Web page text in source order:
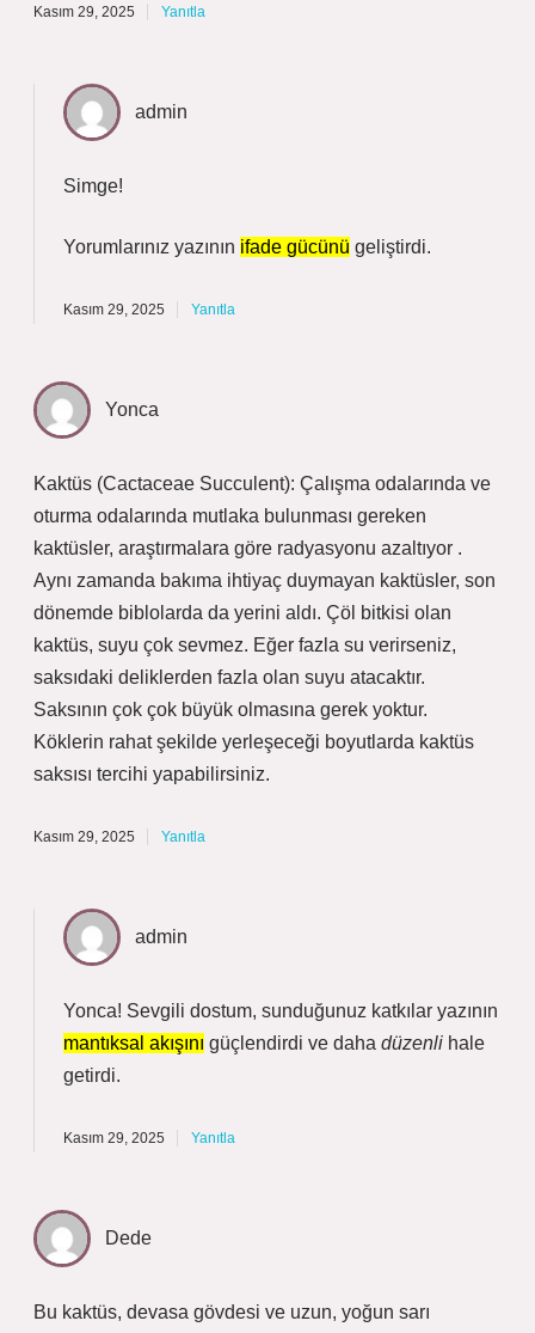
Kasım 29, 2025 Yanıtla
admin
Simge!
Yorumlarınız yazının ifade gücünü geliştirdi.
Kasım 29, 2025 Yanıtla
Yonca
Kaktüs (Cactaceae Succulent): Çalışma odalarında ve
oturma odalarında mutlaka bulunması gereken
kaktüsler, araştırmalara göre radyasyonu azaltıyor .
Aynı zamanda bakıma ihtiyaç duymayan kaktüsler, son
dönemde biblolarda da yerini aldı. Çöl bitkisi olan
kaktüs, suyu çok sevmez. Eğer fazla su verirseniz,
saksıdaki deliklerden fazla olan suyu atacaktır.
Saksının çok çok büyük olmasına gerek yoktur.
Köklerin rahat şekilde yerleşeceği boyutlarda kaktüs
saksısı tercihi yapabilirsiniz.
Kasım 29, 2025 Yanıtla
admin
Yonca! Sevgili dostum, sunduğunuz katkılar yazının
mantıksal akışını güçlendirdi ve daha düzenli hale
getirdi.
Kasım 29, 2025 Yanıtla
Dede
Bu kaktüs, devasa gövdesi ve uzun, yoğun sarı